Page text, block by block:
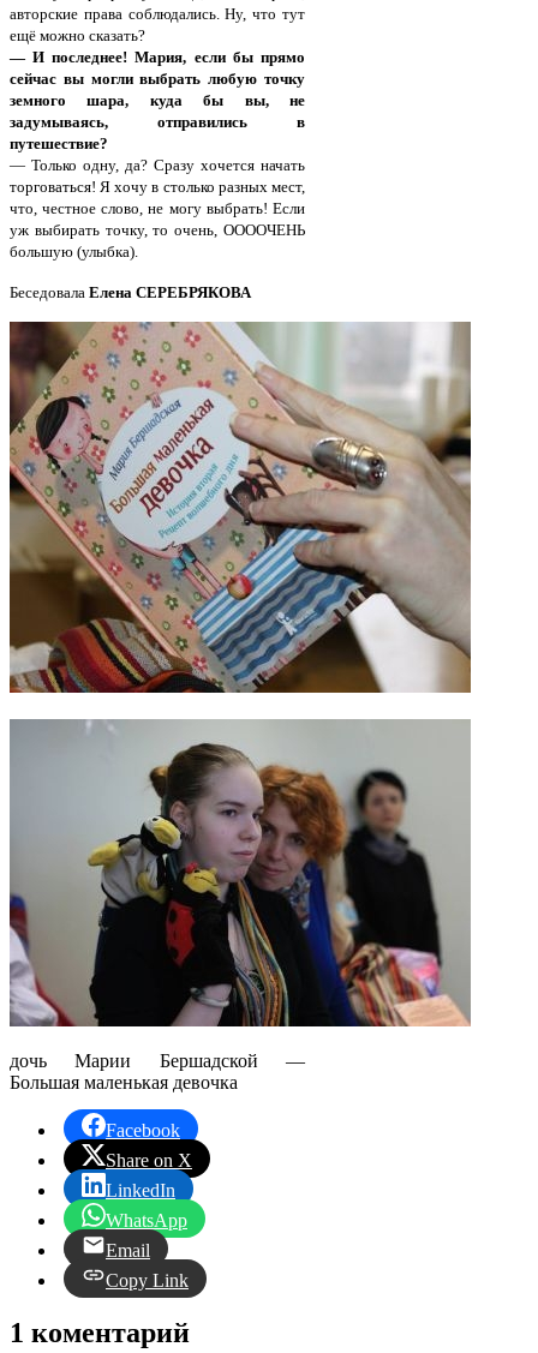
авторские права соблюдались. Ну, что тут
ещё можно сказать?
— И последнее! Мария, если бы прямо
сейчас вы могли выбрать любую точку
земного шара, куда бы вы, не
задумываясь, отправились в
путешествие?
— Только одну, да? Сразу хочется начать
торговаться! Я хочу в столько разных мест,
что, честное слово, не могу выбрать! Если
уж выбирать точку, то очень, ООООЧЕНЬ
большую (улыбка).
Беседовала Елена СЕРЕБРЯКОВА
дочь Марии Бершадской —
Большая маленькая девочка
Facebook
Share on X
LinkedIn
WhatsApp
Email
Copy Link
1 коментарий